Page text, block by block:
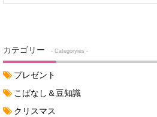
カテゴリー - Categoryies -
プレゼント
こばなし＆豆知識
クリスマス